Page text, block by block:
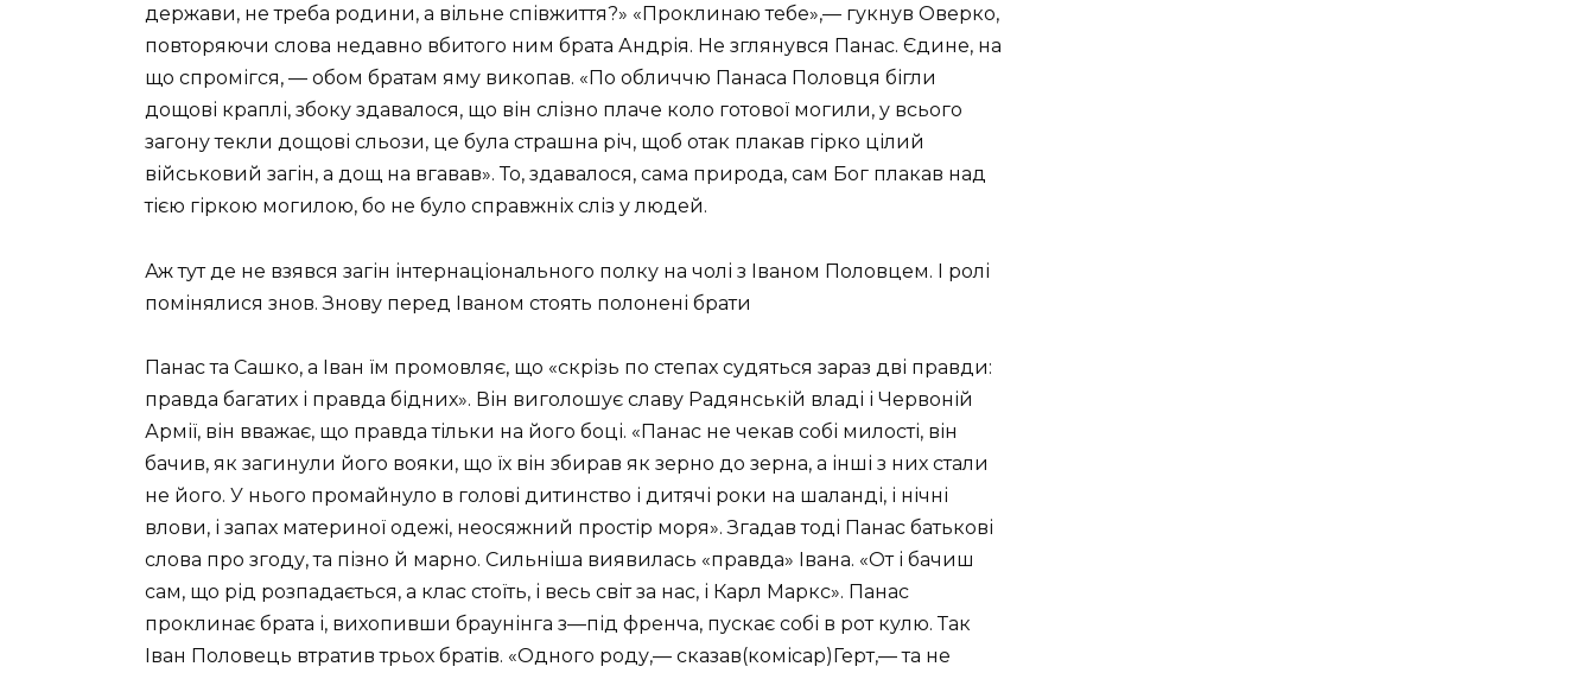
держави, не треба родини, а вільне співжиття?» «Проклинаю тебе»,— гукнув Оверко,
повторяючи слова недавно вбитого ним брата Андрія. Не зглянувся Панас. Єдине, на
що спромігся, — обом братам яму викопав. «По обличчю Панаса Половця бігли
дощові краплі, збоку здавалося, що він слізно плаче коло готової могили, у всього
загону текли дощові сльози, це була страшна річ, щоб отак плакав гірко цілий
військовий загін, а дощ на вгавав». То, здавалося, сама природа, сам Бог плакав над
тією гіркою могилою, бо не було справжніх сліз у людей.
Аж тут де не взявся загін інтернаціонального полку на чолі з Іваном Половцем. І ролі
помінялися знов. Знову перед Іваном стоять полонені брати
Панас та Сашко, а Іван їм промовляє, що «скрізь по степах судяться зараз дві правди:
правда багатих і правда бідних». Він виголошує славу Радянській владі і Червоній
Армії, він вважає, що правда тільки на його боці. «Панас не чекав собі милості, він
бачив, як загинули його вояки, що їх він збирав як зерно до зерна, а інші з них стали
не його. У нього промайнуло в голові дитинство і дитячі роки на шаланді, і нічні
влови, і запах материної одежі, неосяжний простір моря». Згадав тоді Панас батькові
слова про згоду, та пізно й марно. Сильніша виявилась «правда» Івана. «От і бачиш
сам, що рід розпадається, а клас стоїть, і весь світ за нас, і Карл Маркс». Панас
проклинає брата і, вихопивши браунінга з—під френча, пускає собі в рот кулю. Так
Іван Половець втратив трьох братів. «Одного роду,— сказав(комісар)Герт,— та не